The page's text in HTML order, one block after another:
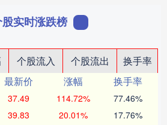
实时涨跌榜
个股流入 个股流出
换手率
最新价 涨幅
换手率
37.49 114.72% 77.46%
39.83 20.01% 17.76%